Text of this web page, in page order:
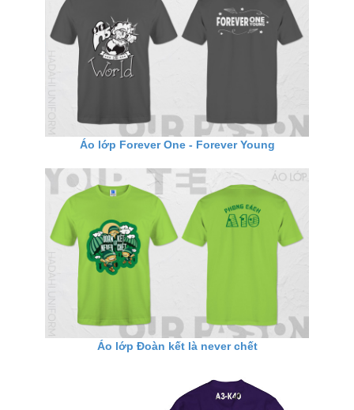
Áo lớp Forever One - Forever Young
Áo lớp Đoàn kết là never chết